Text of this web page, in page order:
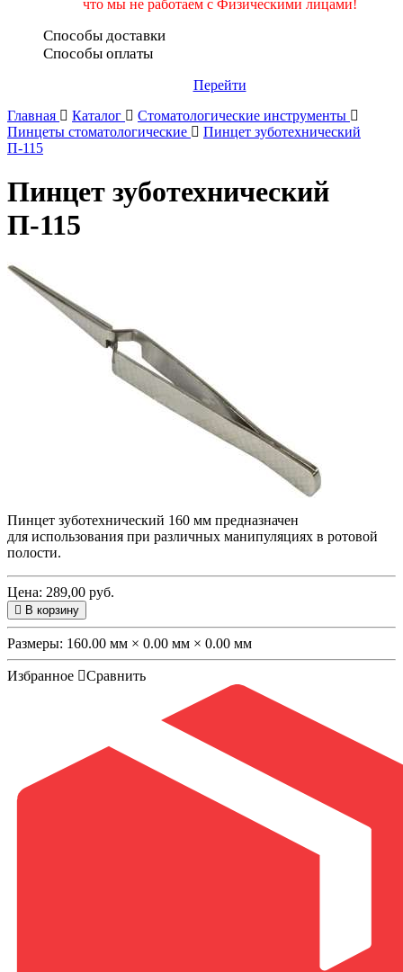
что мы не работаем с Физическими лицами!
Способы доставки
Способы оплаты
Перейти
Главная
Каталог
Стоматологические инструменты
Пинцеты стоматологические
Пинцет зуботехнический
П-115
Пинцет зуботехнический
П-115
Пинцет зуботехнический 160 мм предназначен
для использования при различных манипуляциях в ротовой
полости.
Цена: 289,00 руб.
В корзину
Размеры: 160.00 мм × 0.00 мм × 0.00 мм
Избранное Сравнить